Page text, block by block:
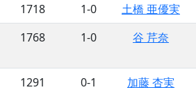
1718 1-0
土橋 亜優実
1768 1-0 谷 芹奈
1291 0-1
加藤 杏実